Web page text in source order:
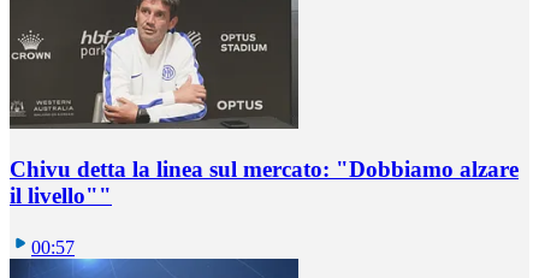
Chivu detta la linea sul mercato: "Dobbiamo alzare
il livello""
00:57